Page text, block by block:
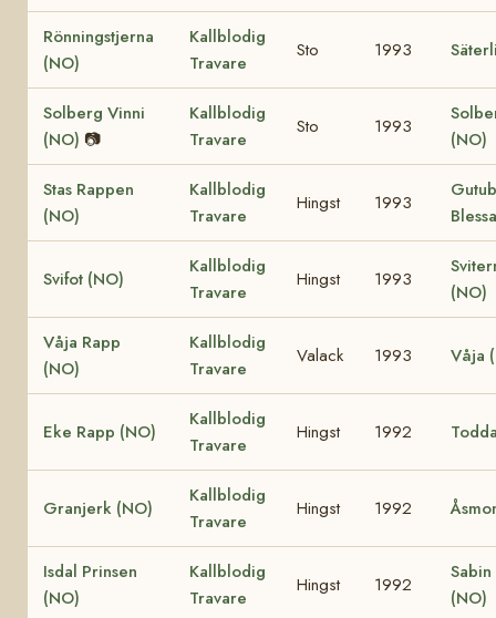
Rönningstjerna
(NO)
Kallblodig
Travare
Sto 1993
Solberg Vinni
(NO) 📷
Kallblodig
Travare
Sto 1993
(NO)
Stas Rappen
(NO)
Kallblodig
Travare
Hingst 1993
Svifot (NO)
Kallblodig
Travare
Hingst 1993
(NO)
Våja Rapp
(NO)
Kallblodig
Travare
Valack 1993 Våja
Eke Rapp (NO)
Kallblodig
Travare
Hingst 1992
Granjerk (NO)
Kallblodig
Travare
Hingst 1992
Isdal Prinsen
(NO)
Kallblodig
Travare
Hingst 1992
Sabin
(NO)